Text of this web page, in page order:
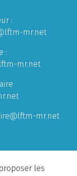
:
mr.net
:
mr.net
mr.net
les